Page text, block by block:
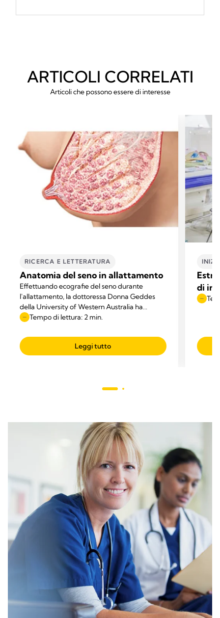
ARTICOLI CORRELATI
Articoli che possono essere di interesse
RICERCA E LETTERATURA
Anatomia del seno in allattamento
Effettuando ecografie del seno durante
l'allattamento, la dottoressa Donna Geddes
della University of Western Australia ha
iniziato a mettere in discussione i grafici
Tempo di lettura: 2 min.
Leggi tutto
di